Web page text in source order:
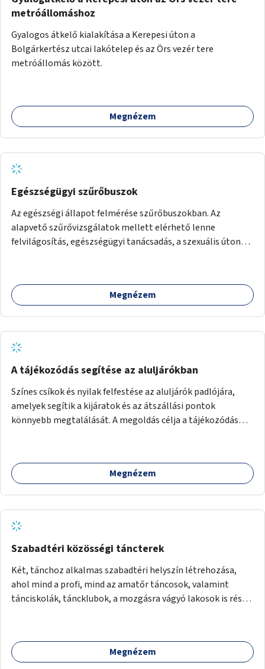
metróállomáshoz
Gyalogos átkelő kialakítása a Kerepesi úton a
Bolgárkertész utcai lakótelep és az Örs vezér tere
metróállomás között.
Megnézem
Egészségügyi szűrőbuszok
Az egészségi állapot felmérése szűrőbuszokban. Az
alapvető szűrővizsgálatok mellett elérhető lenne
felvilágosítás, egészségügyi tanácsadás, a szexuális úton
Megnézem
A tájékozódás segítése az aluljárókban
Színes csíkok és nyilak felfestése az aluljárók padlójára,
amelyek segítik a kijáratok és az átszállási pontok
könnyebb megtalálását. A megoldás célja a tájékozódás
Megnézem
Szabadtéri közösségi táncterek
Két, tánchoz alkalmas szabadtéri helyszín létrehozása,
ahol mind a profi, mind az amatőr táncosok, valamint
tánciskolák, táncklubok, a mozgásra vágyó lakosok is részt
Megnézem